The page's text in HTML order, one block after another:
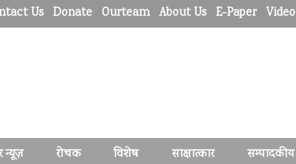
Us Donate Ourteam About Us E-Paper Video
न्यूज़ रोचक विशेष साक्षात्कार सम्पादकीय